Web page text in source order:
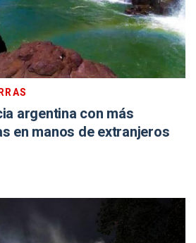
argentina con más
en manos de extranjeros